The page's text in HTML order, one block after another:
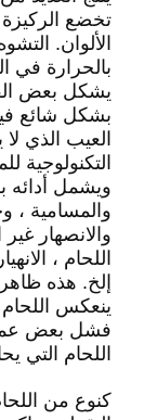
تخضع الركيزة
الألوان.
بالحرارة في
يشكل بعض
بشكل شائع
العيب الذي
التكنولوجية
ويشمل
والمسامية ،
والانصهار
اللحام ،
إلخ. هذه
ينعكس
فشل بعض
اللحام التي